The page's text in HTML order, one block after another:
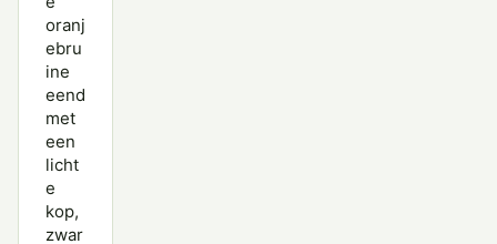
oranj
ebru
ine
eend
met
een
licht
e
kop,
zwar